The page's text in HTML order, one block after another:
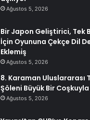
Ağustos 5, 2026
Bir Japon Geliştirici, Tek
İçin Oyununa Çekçe Dil
Eklemiş
Ağustos 5, 2026
8. Karaman Uluslararası
Şöleni Büyük Bir
Ağustos 5, 2026